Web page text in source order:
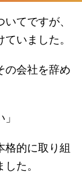
てですが、
いました。
の会社を辞め
格的に取り組
た。